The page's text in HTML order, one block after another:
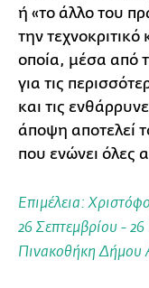
ή «το άλλο του
την
οποία, μέσα από
για τις
και τις
άποψη αποτελεί
που ενώνει όλες
Επιμέλεια:
26 Σεπτεμβρίου -
Πινακοθήκη Δήμου